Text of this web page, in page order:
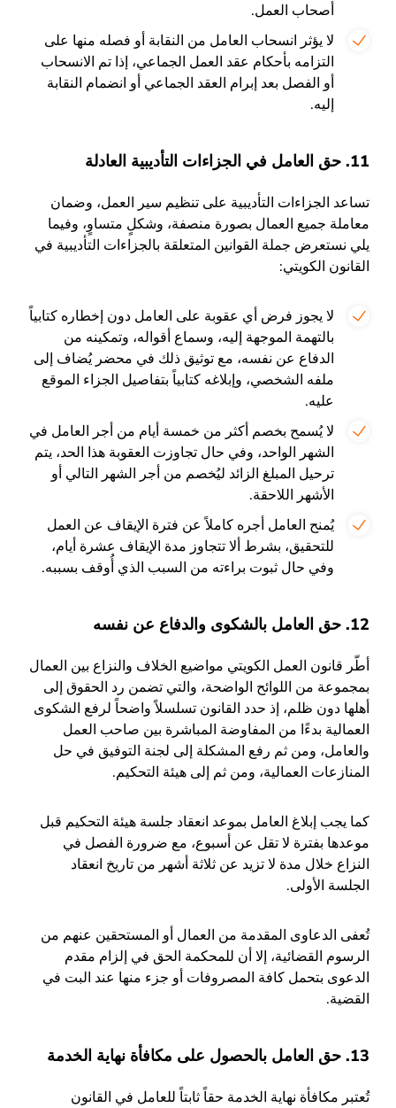
أصحاب العمل.
لا يؤثر انسحاب العامل من النقابة أو فصله منها على
التزامه بأحكام عقد العمل الجماعي، إذا تم الانسحاب
أو الفصل بعد إبرام العقد الجماعي أو انضمام النقابة
إليه.
11. حق العامل في الجزاءات التأديبية العادلة
تساعد الجزاءات التأديبية على تنظيم سير العمل، وضمان
معاملة جميع العمال بصورة منصفة، وشكلٍ متساوٍ، وفيما
يلي نستعرض جملة القوانين المتعلقة بالجزاءات التأديبية في
القانون الكويتي:
لا يجوز فرض أي عقوبة على العامل دون إخطاره كتابياً
بالتهمة الموجهة إليه، وسماع أقواله، وتمكينه من
الدفاع عن نفسه، مع توثيق ذلك في محضر يُضاف إلى
ملفه الشخصي، وإبلاغه كتابياً بتفاصيل الجزاء الموقع
عليه.
لا يُسمح بخصم أكثر من خمسة أيام من أجر العامل في
الشهر الواحد، وفي حال تجاوزت العقوبة هذا الحد، يتم
ترحيل المبلغ الزائد ليُخصم من أجر الشهر التالي أو
الأشهر اللاحقة.
يُمنح العامل أجره كاملاً عن فترة الإيقاف عن العمل
للتحقيق، بشرط ألا تتجاوز مدة الإيقاف عشرة أيام،
وفي حال ثبوت براءته من السبب الذي أُوقف بسببه.
12. حق العامل بالشكوى والدفاع عن نفسه
أطّر قانون العمل الكويتي مواضيع الخلاف والنزاع بين العمال
بمجموعة من اللوائح الواضحة، والتي تضمن رد الحقوق إلى
أهلها دون ظلم، إذ حدد القانون تسلسلاً واضحاً لرفع الشكوى
العمالية بدءًا من المفاوضة المباشرة بين صاحب العمل
والعامل، ومن ثم رفع المشكلة إلى لجنة التوفيق في حل
المنازعات العمالية، ومن ثم إلى هيئة التحكيم.
كما يجب إبلاغ العامل بموعد انعقاد جلسة هيئة التحكيم قبل
موعدها بفترة لا تقل عن أسبوع، مع ضرورة الفصل في
النزاع خلال مدة لا تزيد عن ثلاثة أشهر من تاريخ انعقاد
الجلسة الأولى.
تُعفى الدعاوى المقدمة من العمال أو المستحقين عنهم من
الرسوم القضائية، إلا أن للمحكمة الحق في إلزام مقدم
الدعوى بتحمل كافة المصروفات أو جزء منها عند البت في
القضية.
13. حق العامل بالحصول على مكافأة نهاية الخدمة
تُعتبر مكافأة نهاية الخدمة حقاً ثابتاً للعامل في القانون